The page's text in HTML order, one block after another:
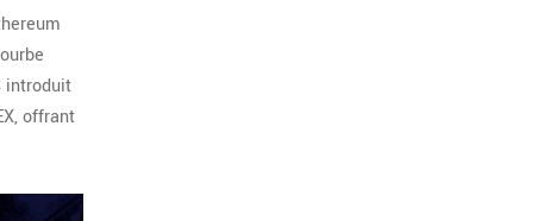
introduit
offrant